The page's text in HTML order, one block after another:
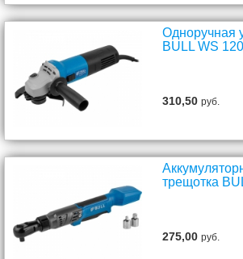
Одноручная
BULL WS
310,50руб.
трещотка
275,00руб.